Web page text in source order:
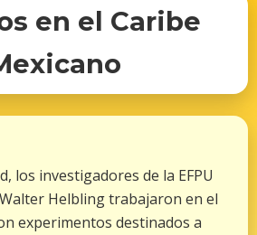
en el Caribe
los investigadores de la EFPU
Helbling trabajaron en el
experimentos destinados a